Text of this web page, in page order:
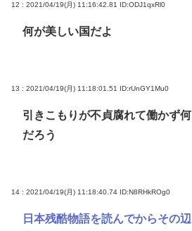
12 : 2021/04/19(月) 11:16:42.81 ID:ODJ1qxRl0
何が美しい国だよ
13 : 2021/04/19(月) 11:18:01.51 ID:rUnGY1Mu0
引きこもりが不貞腐れて働かず
だろう
14 : 2021/04/19(月) 11:18:40.74 ID:N8RHkROg0
日本残酷物語を読んでからその